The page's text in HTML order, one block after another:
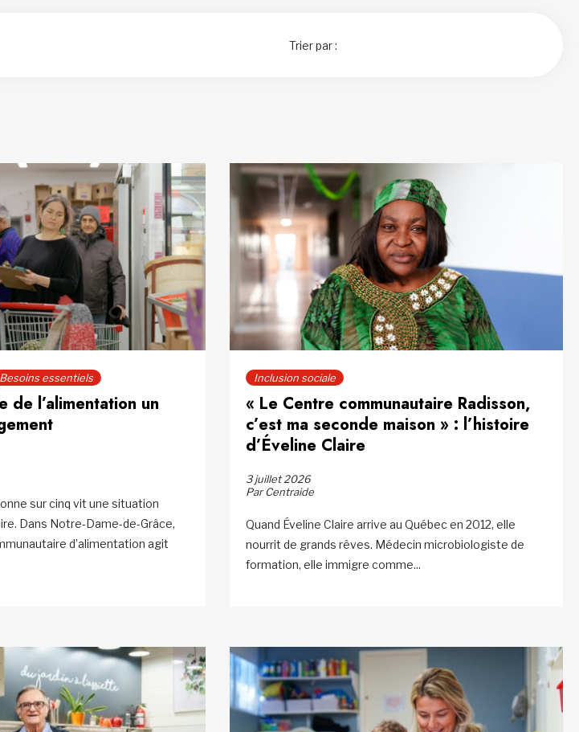
Trier par :
Besoins essentiels
de l’alimentation un
sur cinq vit une situation
Dans Notre-Dame-de-Grâce,
d’alimentation agit
Inclusion sociale
« Le Centre communautaire Radisson,
c’est ma seconde maison » : l’histoire
d’Éveline Claire
3 juillet 2026
Par Centraide
Quand Éveline Claire arrive au Québec en 2012, elle
nourrit de grands rêves. Médecin microbiologiste de
formation, elle immigre comme...